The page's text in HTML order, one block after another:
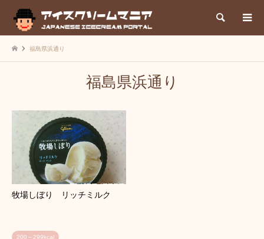
検索
福島県浜通り
福島県浜通り
牧場しぼり リッチミルク
200～299kcal